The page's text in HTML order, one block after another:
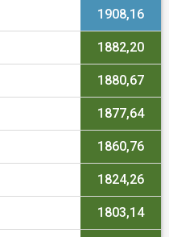
1908,16
1882,20
1880,67
1877,64
1860,76
1824,26
1803,14